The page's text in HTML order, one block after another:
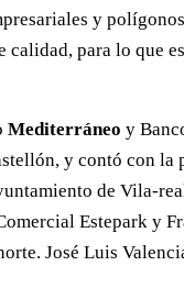
y
para lo que
Mediterráneo y
y contó con
de Vila-
Estepark y
José Luis